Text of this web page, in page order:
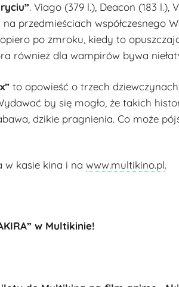
. Viago (379 l.), Deacon (183
przedmieściach współczesnego
po zmroku, kiedy to
również dla wampirów bywa
to opowieść o trzech
by się mogło, że takich
dzikie pragnienia. Co może
w kasie kina i na www.multikino.pl.
w Multikinie!